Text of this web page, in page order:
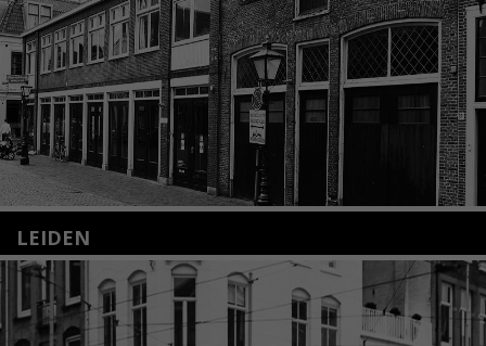
LEIDEN
Nieuwstraat 35
2312 KA Leiden
+31(0)71 – 52 84 480
info@kunsthuisleiden.nl